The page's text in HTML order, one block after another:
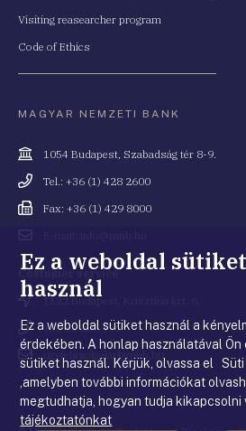
Visiting reasearcher program
Code of Ethics
MAGYAR NEMZETI BANK
Cím
1054 Budapest, Szabadság tér 8-9.
Telefonszám
Tel.: +36 (1) 428 2600
Fax
Fax: +36 (1) 429 8000
cím
Costumer service
Cím 1122 Budapest, Krisztina krt. 6.
Telefonszám
+36 80 203 776
cím
ugyfelszolgalat@mnb.hu
Ez a weboldal
használ
Ez a weboldal sütiket használ a
érdekében. A honlap használatával
sütiket használ. Kérjük, olvassa el
,amelyben további információkat
megtudhatja, hogyan tudja
tájékoztatónkat